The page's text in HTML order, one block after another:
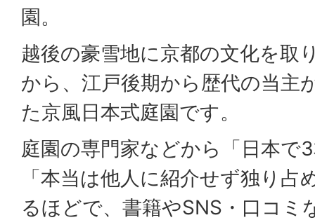
園。
越後の豪雪地に京都の文化を取
から、江戸後期から歴代の当主
た京風日本式庭園です。
庭園の専門家などから「日本で
「本当は他人に紹介せず独り
るほどで、書籍やSNS・口コミ